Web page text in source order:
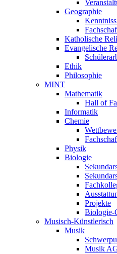
Geographie
Katholische
Evangelische
Ethik
Philosophie
MINT
Mathematik
Hall of
Informatik
Chemie
Physik
Biologie
Projekte
Biologie-
Musisch-Künstlerisch
Musik
Musik